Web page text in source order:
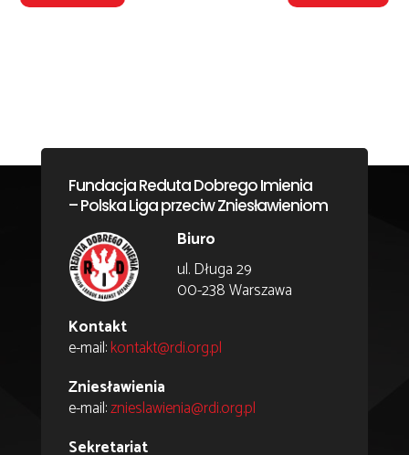
Fundacja Reduta Dobrego Imienia
– Polska Liga przeciw Zniesławieniom
Biuro
ul. Długa 29
00-238 Warszawa
Kontakt
e-mail:kontakt@rdi.org.pl
Zniesławienia
e-mail:znieslawienia@rdi.org.pl
Sekretariat